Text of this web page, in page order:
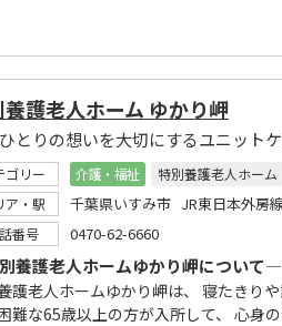
護老人ホーム ゆかり岬
とりの想いを大切にするユニット
ゴリー 介護・福祉
特別養護老人ホーム
ア・駅
千葉県いすみ市 JR東日本外房
番号 0470-62-6660
養護老人ホームゆかり岬について―
護老人ホームゆかり岬は、 寝たきり
難な65歳以上の方が入所して、 心身